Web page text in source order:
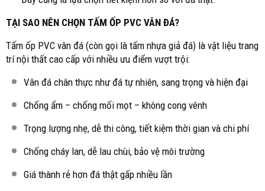
TẠI SAO NÊN CHỌN TẤM ỐP PVC VÂN ĐÁ?
Tấm ốp PVC vân đá (còn gọi là tấm nhựa giả đá) là vật liệu trang
trí nội thất cao cấp với nhiều ưu điểm vượt trội:
Vân đá chân thực như đá tự nhiên, sang trọng và hiện đại
Chống ẩm – chống mối mọt – không cong vênh
Trọng lượng nhẹ, dễ thi công, tiết kiệm thời gian và chi phí
Chống cháy lan, dễ lau chùi, bảo vệ môi trường
Giá thành rẻ hơn đá thật gấp nhiều lần